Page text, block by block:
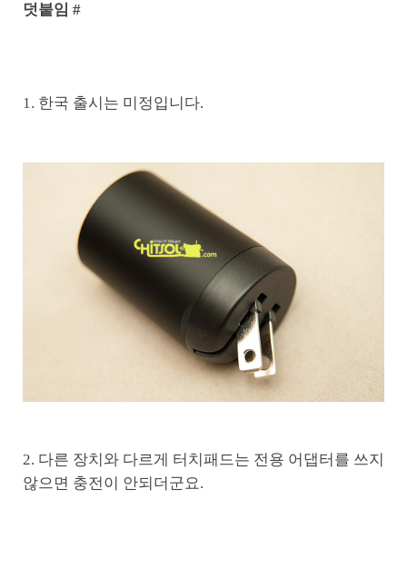
덧붙임 #
1. 한국 출시는 미정입니다.
2. 다른 장치와 다르게 터치패드는 전용 어댑터를 쓰지
않으면 충전이 안되더군요.